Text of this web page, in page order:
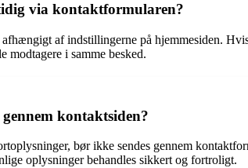
via kontaktformularen?
af indstillingerne på hjemmesiden.
modtagere i samme besked.
kontaktsiden?
bør ikke sendes gennem
oplysninger behandles sikkert og fortroligt.